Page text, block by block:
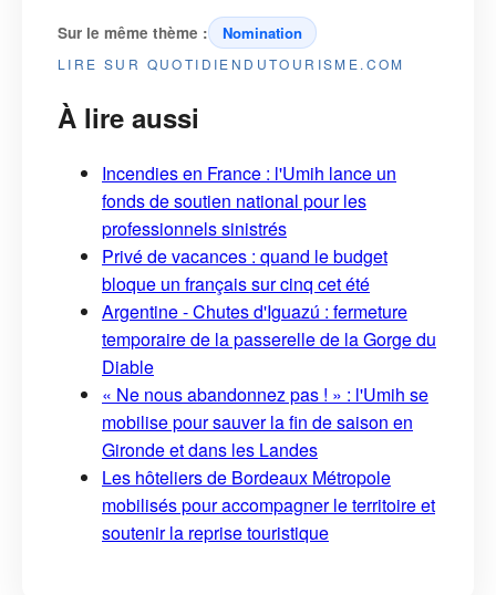
Sur le même thème : Nomination
LIRE SUR QUOTIDIENDUTOURISME.COM
À lire aussi
Incendies en France : l'Umih lance un
fonds de soutien national pour les
professionnels sinistrés
Privé de vacances : quand le budget
bloque un français sur cinq cet été
Argentine - Chutes d'Iguazú : fermeture
temporaire de la passerelle de la Gorge du
Diable
« Ne nous abandonnez pas ! » : l'Umih se
mobilise pour sauver la fin de saison en
Gironde et dans les Landes
Les hôteliers de Bordeaux Métropole
mobilisés pour accompagner le territoire et
soutenir la reprise touristique